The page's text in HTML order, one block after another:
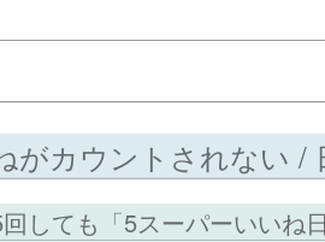
がカウントされない /
しても「5スーパーいいね